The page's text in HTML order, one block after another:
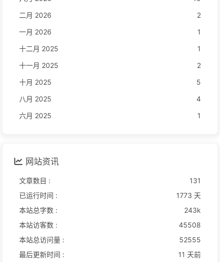
二月 2026
2
一月 2026
1
十二月 2025
1
十一月 2025
2
十月 2025
5
八月 2025
4
六月 2025
1
网站资讯
文章数目 :
131
已运行时间 :
1773 天
本站总字数 :
243k
本站访客数 :
45508
本站总访问量 :
52555
最后更新时间 :
11 天前